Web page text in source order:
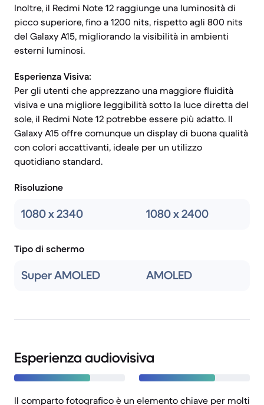
Inoltre, il Redmi Note 12 raggiunge una luminosità di
picco superiore, fino a 1200 nits, rispetto agli 800 nits
del Galaxy A15, migliorando la visibilità in ambienti
esterni luminosi.
Esperienza Visiva:
Per gli utenti che apprezzano una maggiore fluidità
visiva e una migliore leggibilità sotto la luce diretta del
sole, il Redmi Note 12 potrebbe essere più adatto. Il
Galaxy A15 offre comunque un display di buona qualità
con colori accattivanti, ideale per un utilizzo
quotidiano standard.
Risoluzione
1080 x 2340 1080 x 2400
Tipo di schermo
Super AMOLED AMOLED
Esperienza audiovisiva
Il comparto fotografico è un elemento chiave per molti